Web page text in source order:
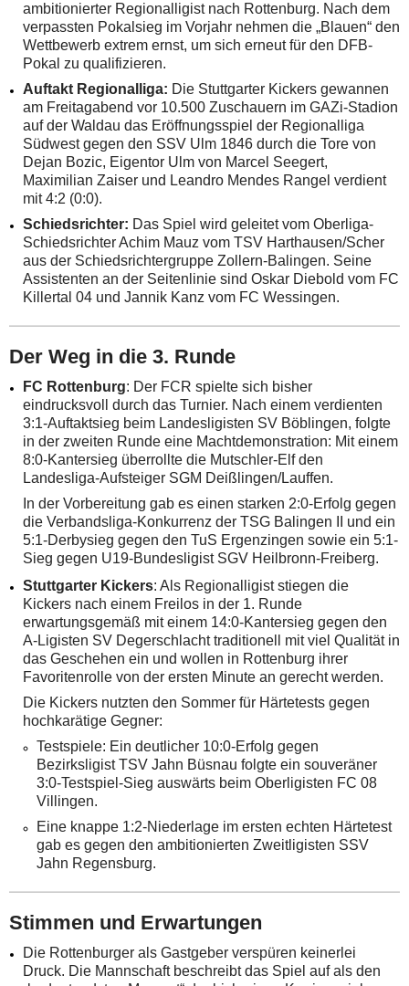
ambitionierter Regionalligist nach Rottenburg. Nach dem
verpassten Pokalsieg im Vorjahr nehmen die „Blauen“ den
Wettbewerb extrem ernst, um sich erneut für den DFB-
Pokal zu qualifizieren.
Auftakt Regionalliga: Die Stuttgarter Kickers gewannen
am Freitagabend vor 10.500 Zuschauern im GAZi-Stadion
auf der Waldau das Eröffnungsspiel der Regionalliga
Südwest gegen den SSV Ulm 1846 durch die Tore von
Dejan Bozic, Eigentor Ulm von Marcel Seegert,
Maximilian Zaiser und Leandro Mendes Rangel verdient
mit 4:2 (0:0).
Schiedsrichter: Das Spiel wird geleitet vom Oberliga-
Schiedsrichter Achim Mauz vom TSV Harthausen/Scher
aus der Schiedsrichtergruppe Zollern-Balingen. Seine
Assistenten an der Seitenlinie sind Oskar Diebold vom FC
Killertal 04 und Jannik Kanz vom FC Wessingen.
Der Weg in die 3. Runde
FC Rottenburg: Der FCR spielte sich bisher
eindrucksvoll durch das Turnier. Nach einem verdienten
3:1-Auftaktsieg beim Landesligisten SV Böblingen, folgte
in der zweiten Runde eine Machtdemonstration: Mit einem
8:0-Kantersieg überrollte die Mutschler-Elf den
Landesliga-Aufsteiger SGM Deißlingen/Lauffen.
In der Vorbereitung gab es einen starken 2:0-Erfolg gegen
die Verbandsliga-Konkurrenz der TSG Balingen II und ein
5:1-Derbysieg gegen den TuS Ergenzingen sowie ein 5:1-
Sieg gegen U19-Bundesligist SGV Heilbronn-Freiberg.
Stuttgarter Kickers: Als Regionalligist stiegen die
Kickers nach einem Freilos in der 1. Runde
erwartungsgemäß mit einem 14:0-Kantersieg gegen den
A-Ligisten SV Degerschlacht traditionell mit viel Qualität in
das Geschehen ein und wollen in Rottenburg ihrer
Favoritenrolle von der ersten Minute an gerecht werden.
Die Kickers nutzten den Sommer für Härtetests gegen
hochkarätige Gegner:
Testspiele: Ein deutlicher 10:0-Erfolg gegen
Bezirksligist TSV Jahn Büsnau folgte ein souveräner
3:0-Testspiel-Sieg auswärts beim Oberligisten FC 08
Villingen.
Eine knappe 1:2-Niederlage im ersten echten Härtetest
gab es gegen den ambitionierten Zweitligisten SSV
Jahn Regensburg.
Stimmen und Erwartungen
Die Rottenburger als Gastgeber verspüren keinerlei
Druck. Die Mannschaft beschreibt das Spiel auf als den